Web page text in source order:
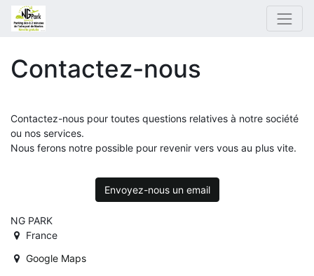
Contactez-nous
Contactez-nous pour toutes questions relatives à notre société
ou nos services.
Nous ferons notre possible pour revenir vers vous au plus vite.
Envoyez-nous un email
NG PARK
France
Google Maps